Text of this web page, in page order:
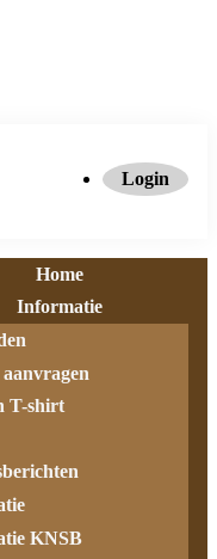
Login
Home
Informatie
T-shirt
KNSB